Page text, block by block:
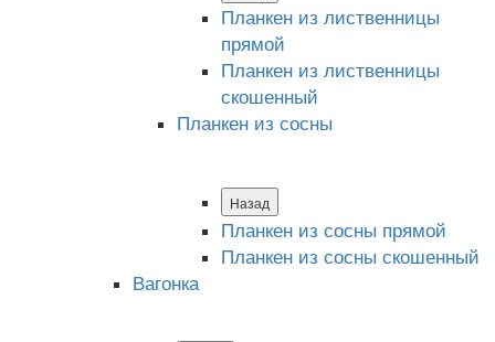
Планкен из лиственницы
прямой
Планкен из лиственницы
скошенный
Планкен из сосны
Назад
Планкен из сосны прямой
Планкен из сосны скошенный
Вагонка